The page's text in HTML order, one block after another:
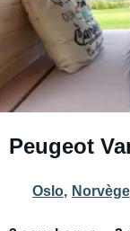
Peugeot
Oslo, Norvège